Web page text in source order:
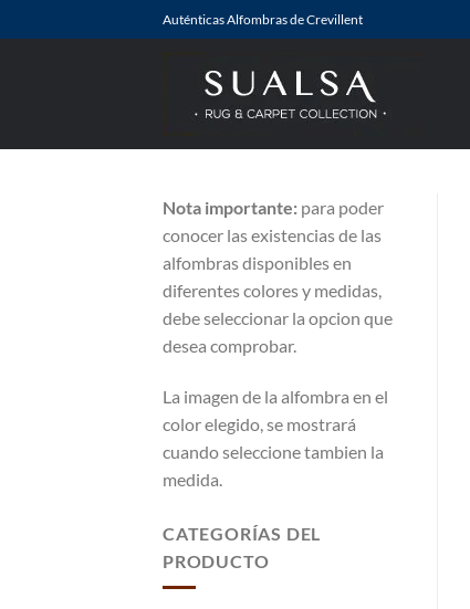
al
Auténticas Alfombras de Crevillent
Nota importante: para poder
conocer las existencias de las
alfombras disponibles en
diferentes colores y medidas,
debe seleccionar la opcion que
desea comprobar.
La imagen de la alfombra en el
color elegido, se mostrará
cuando seleccione tambien la
medida.
CATEGORÍAS DEL
PRODUCTO